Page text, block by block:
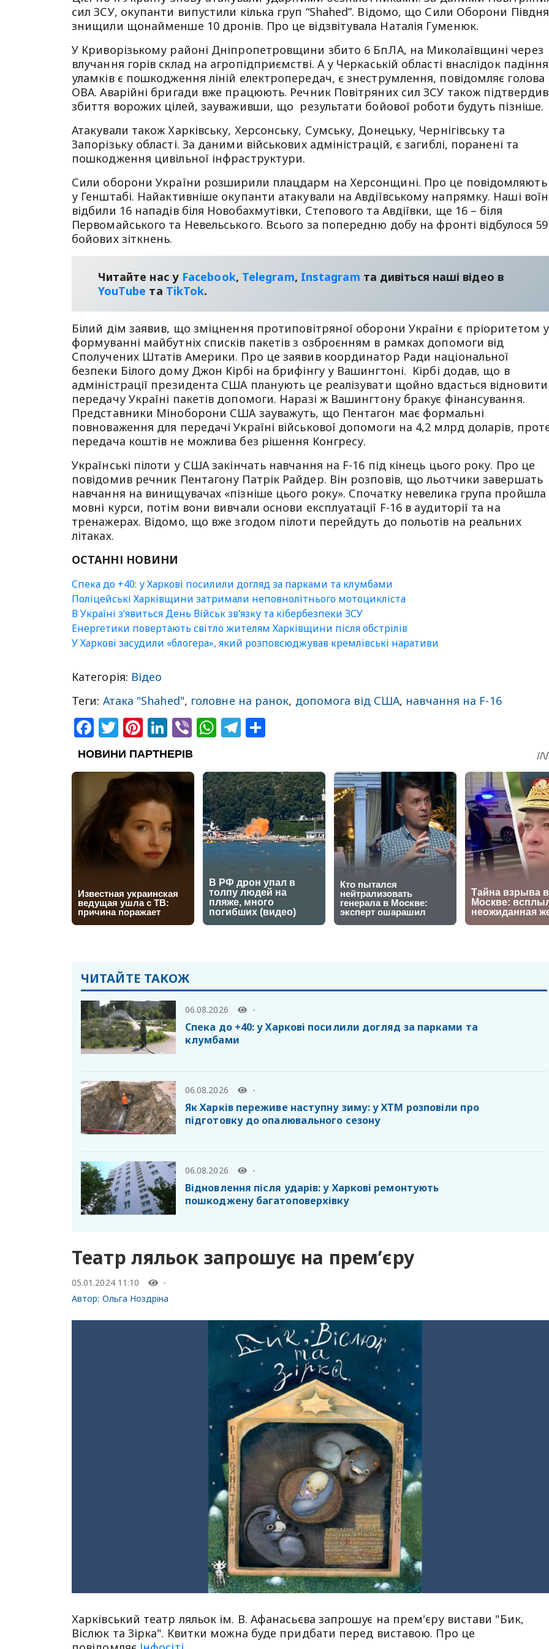
сил ЗСУ, окупанти випустили кілька груп “Shahed”. Відомо, що Сили Оборони Півдня
знищили щонайменше 10 дронів. Про це відзвітувала Наталія Гуменюк.
У Криворізькому районі Дніпропетровщини збито 6 БпЛА, на Миколаївщині через
влучання горів склад на агропідприємстві. А у Черкаській області внаслідок падіння
уламків є пошкодження ліній електропередач, є знеструмлення, повідомляє голова
ОВА. Аварійні бригади вже працюють. Речник Повітряних сил ЗСУ також підтвердив
збиття ворожих цілей, зауваживши, що результати бойової роботи будуть пізніше.
Атакували також Харківську, Херсонську, Сумську, Донецьку, Чернігівську та
Запорізьку області. За даними військових адміністрацій, є загиблі, поранені та
пошкодження цивільної інфраструктури.
Сили оборони України розширили плацдарм на Херсонщині. Про це повідомляють
у Генштабі. Найактивніше окупанти атакували на Авдіївському напрямку. Наші
відбили 16 нападів біля Новобахмутівки, Степового та Авдіївки, ще 16 – біля
Первомайського та Невельського. Всього за попередню добу на фронті відбулося 59
бойових зіткнень.
Читайте нас у Facebook, Telegram, Instagram та дивіться наші відео в
YouТube та TikTok.
Білий дім заявив, що зміцнення протиповітряної оборони України є пріоритетом у
формуванні майбутніх списків пакетів з озброєнням в рамках допомоги від
Сполучених Штатів Америки. Про це заявив координатор Ради національної
безпеки Білого дому Джон Кірбі на брифінгу у Вашингтоні. Кірбі додав, що в
адміністрації президента США планують це реалізувати щойно вдасться відновити
передачу Україні пакетів допомоги. Наразі ж Вашингтону бракує фінансування.
Представники Міноборони США зауважуть, що Пентагон має формальні
повноваження для передачі Україні військової допомоги на 4,2 млрд доларів,
передача коштів не можлива без рішення Конгресу.
Українські пілоти у США закінчать навчання на F-16 під кінець цього року. Про це
повідомив речник Пентагону Патрік Райдер. Він розповів, що льотчики завершать
навчання на винищувачах «пізніше цього року». Спочатку невелика група пройшла
мовні курси, потім вони вивчали основи експлуатації F-16 в аудиторії та на
тренажерах. Відомо, що вже згодом пілоти перейдуть до польотів на реальних
літаках.
ОСТАННІ НОВИНИ
Спека до +40: у Харкові посилили догляд за парками та клумбами
Поліцейські Харківщини затримали неповнолітнього мотоцикліста
В Україні зʼявиться День Військ зв’язку та кібербезпеки ЗСУ
Енергетики повертають світло жителям Харківщини після обстрілів
У Харкові засудили «блогера», який розповсюджував кремлівські наративи
Категорія: Відео
Теги: Атака "Shahed", головне на ранок, допомога від США, навчання на F-16
Facebook
Twitter
Pinterest
LinkedIn
ViberWhatsApp
Telegram
ЧИТАЙТЕ ТАКОЖ
06.08.2026 -
Спека до +40: у Харкові посилили догляд за парками та
клумбами
06.08.2026 -
Як Харків переживе наступну зиму: у ХТМ розповіли про
підготовку до опалювального сезону
06.08.2026 -
Відновлення після ударів: у Харкові ремонтують
пошкоджену багатоповерхівку
Театр ляльок запрошує на прем’єру
05.01.2024 11:10
-
Автор: Ольга Ноздріна
Харківський театр ляльок ім. В. Афанасьєва запрошує на прем'єру вистави "Бик,
Віслюк та Зірка". Квитки можна буде придбати перед виставою. Про це